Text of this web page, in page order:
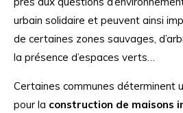
urbain solidaire et peuvent ainsi
de certaines zones sauvages,
la présence d’espaces verts…
Certaines communes déterminent
pour la construction de maisons